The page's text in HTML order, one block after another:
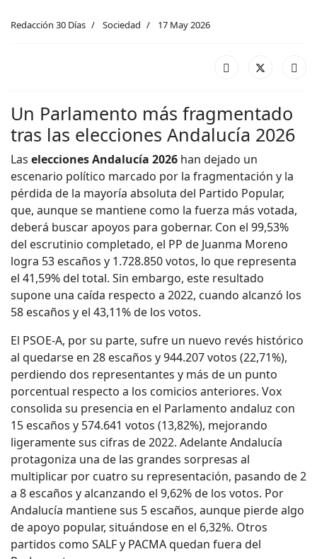
Redacción 30 Días Sociedad 17 May 2026
Un Parlamento más fragmentado
tras las elecciones Andalucía 2026
Las elecciones Andalucía 2026 han dejado un
escenario político marcado por la fragmentación y la
pérdida de la mayoría absoluta del Partido Popular,
que, aunque se mantiene como la fuerza más votada,
deberá buscar apoyos para gobernar. Con el 99,53%
del escrutinio completado, el PP de Juanma Moreno
logra 53 escaños y 1.728.850 votos, lo que representa
el 41,59% del total. Sin embargo, este resultado
supone una caída respecto a 2022, cuando alcanzó los
58 escaños y el 43,11% de los votos.
El PSOE-A, por su parte, sufre un nuevo revés histórico
al quedarse en 28 escaños y 944.207 votos (22,71%),
perdiendo dos representantes y más de un punto
porcentual respecto a los comicios anteriores. Vox
consolida su presencia en el Parlamento andaluz con
15 escaños y 574.641 votos (13,82%), mejorando
ligeramente sus cifras de 2022. Adelante Andalucía
protagoniza una de las grandes sorpresas al
multiplicar por cuatro su representación, pasando de 2
a 8 escaños y alcanzando el 9,62% de los votos. Por
Andalucía mantiene sus 5 escaños, aunque pierde algo
de apoyo popular, situándose en el 6,32%. Otros
partidos como SALF y PACMA quedan fuera del